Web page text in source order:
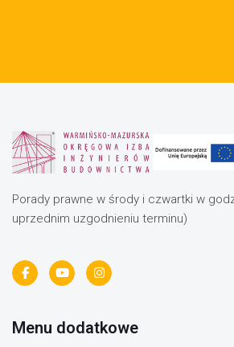
Porady prawne w środy i czwartki w
uprzednim uzgodnieniu terminu)
Menu dodatkowe